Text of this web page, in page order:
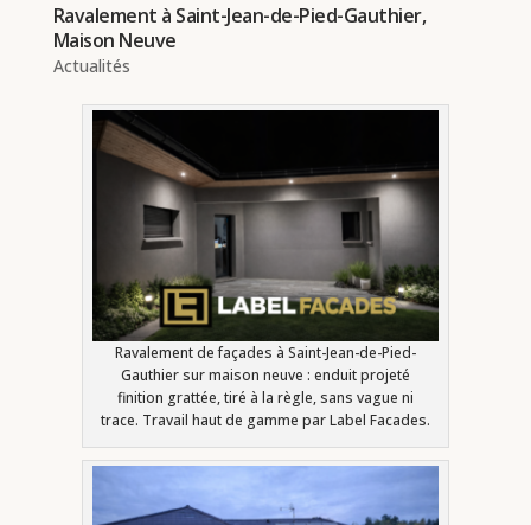
Ravalement à Saint-Jean-de-Pied-Gauthier,
Maison Neuve
Actualités
Ravalement de façades à Saint-Jean-de-Pied-
Gauthier sur maison neuve : enduit projeté
finition grattée, tiré à la règle, sans vague ni
trace. Travail haut de gamme par Label Facades.